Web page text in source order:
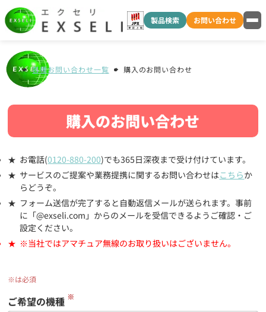
製品検索 お問い合わせ
各種お問い合わせ一覧 購入のお問い合わせ
購入のお問い合わせ
お電話(0120-880-200)でも365日深夜まで受け付けています。
サービスのご提案や業務提携に関するお問い合わせはこちらか
らどうぞ。
フォーム送信が完了すると自動返信メールが送られます。事前
に「@exseli.com」からのメールを受信できるようご確認・ご
設定ください。
※当社ではアマチュア無線のお取り扱いはございません。
※は必須
ご希望の機種 ※